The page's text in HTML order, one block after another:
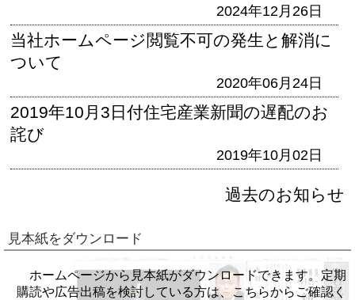
2024年12月26日
当社ホームページ閲覧不可の発生と解消に
ついて
2020年06月24日
2019年10月3日付住宅産業新聞の遅配のお
詫び
2019年10月02日
過去のお知らせ
見本紙をダウンロード
ホームページから見本紙がダウンロードできます。定期
購読や広告出稿を検討している方は、こちらからご確認く